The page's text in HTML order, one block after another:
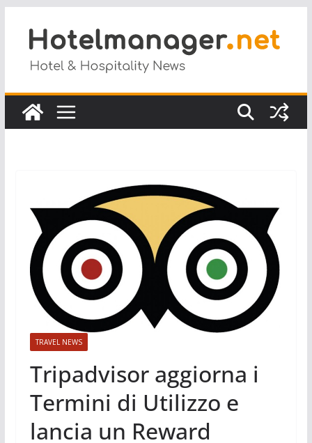
TRAVEL NEWS
Tripadvisor aggiorna i
Termini di Utilizzo e
lancia un Reward